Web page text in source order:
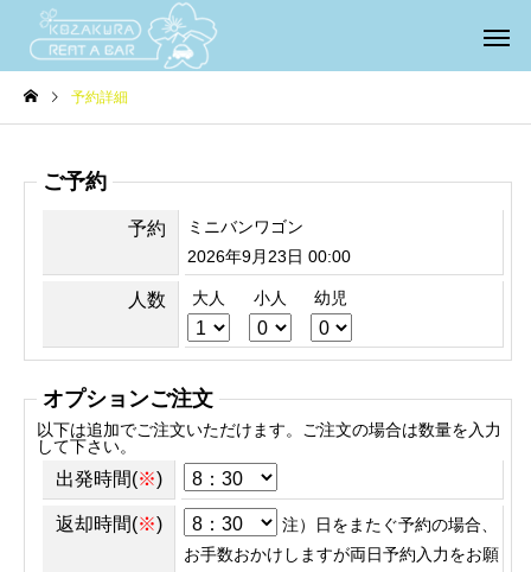
予約詳細
ご予約
予約
ミニバンワゴン
2026年9月23日 00:00
人数 大人 小人 幼児
オプションご注文
以下は追加でご注文いただけます。ご注文の場合は数量を入力
して下さい。
出発時間(※)
返却時間(※)
注）日をまたぐ予約の場合、
お手数おかけしますが両日予約入力をお願